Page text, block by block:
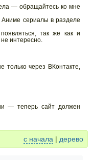
— обращайтесь ко мне
сериалы в разделе
так же как и
интересно.
только через ВКонтакте,
— теперь сайт должен
с начала | дерево